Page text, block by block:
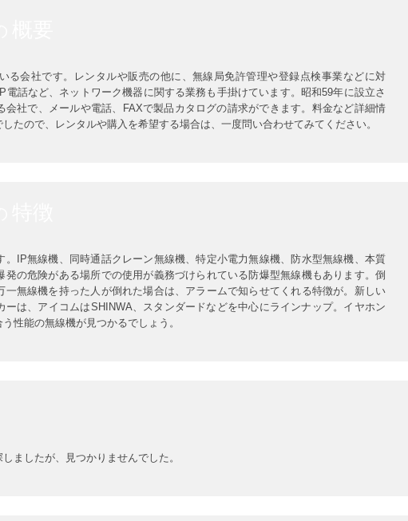
る会社です。レンタルや販売の他に、無線局免許管理や登録点検事業などに対
話など、ネットワーク機器に関する業務も手掛けています。昭和59年に設立さ
会社で、メールや電話、FAXで製品カタログの請求ができます。料金など詳細情
たので、レンタルや購入を希望する場合は、一度問い合わせてみてください。
。IP無線機、同時通話クレーン無線機、特定小電力無線機、防水型無線機、本質
の危険がある場所での使用が義務づけられている防爆型無線機もあります。倒
無線機を持った人が倒れた場合は、アラームで知らせてくれる特徴が。新しい
は、アイコムはSHINWA、スタンダードなどを中心にラインナップ。イヤホン
性能の無線機が見つかるでしょう。
ましたが、見つかりませんでした。